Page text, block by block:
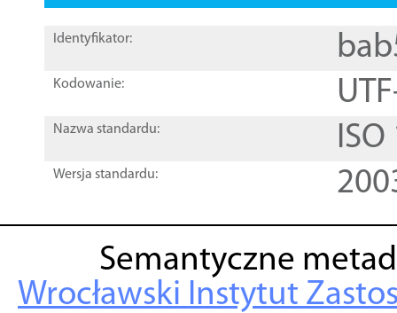
Identyfikator:
Kodowanie:
Nazwa standardu:
Wersja standardu:
Semantyczne
Wrocławski Instytut